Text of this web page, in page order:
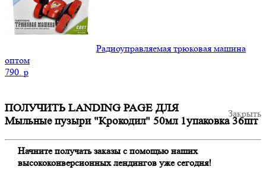
Радиоуправляемая трюковая машина
оптом
790. p
Закрыть
ПОЛУЧИТЬ LANDING PAGE ДЛЯ
Мыльные пузыри "Крокодил" 50мл 1упаковка 36шт
Начните получать заказы с помощью наших
высококонверсионных лендингов уже сегодня!